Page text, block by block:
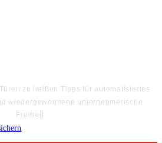
zu heißen Tipps für automatisiertes
wiedergewonnene unternehmerische
Freiheit